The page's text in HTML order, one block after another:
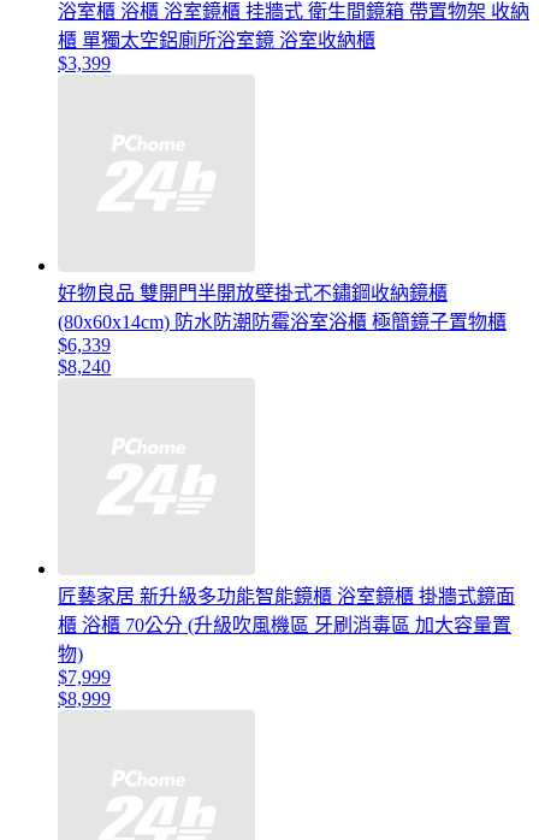
浴室櫃 浴櫃 浴室鏡櫃 挂牆式 衛生間鏡箱 帶置物架 收納
櫃 單獨太空鋁廁所浴室鏡 浴室收納櫃
$3,399
好物良品 雙開門半開放壁掛式不鏽鋼收納鏡櫃
(80x60x14cm) 防水防潮防霉浴室浴櫃 極簡鏡子置物櫃
$6,339
$8,240
匠藝家居 新升級多功能智能鏡櫃 浴室鏡櫃 掛牆式鏡面
櫃 浴櫃 70公分 (升級吹風機區 牙刷消毒區 加大容量置
物)
$7,999
$8,999